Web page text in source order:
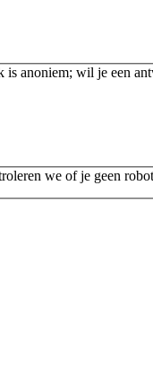
anoniem; wil je een
we of je geen